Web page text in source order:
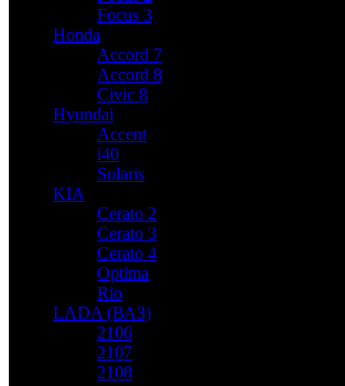
Focus 3
Honda
Accord 7
Accord 8
Civic 8
Hyundai
Accent
i40
Solaris
KIA
Cerato 2
Cerato 3
Cerato 4
Optima
Rio
LADA (ВАЗ)
2106
2107
2108